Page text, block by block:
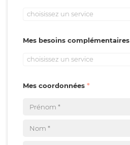
choisissez un service
Mes besoins complémentaires
choisissez un service
Mes coordonnées